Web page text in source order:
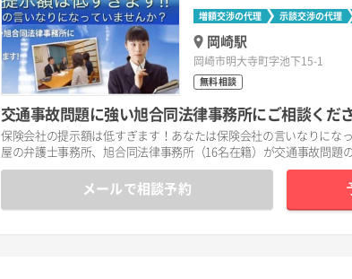
増額交渉の代理 示談交渉の代理
岡崎駅
岡崎市明大寺町字池下15-1
無料相談
交通事故問題に強い旭合同法律事務所にご相談くだ
保険会社の提示額は低すぎます！あなたは保険会社の言いなりにな
屋の弁護士事務所、旭合同法律事務所（16名在籍）が交通事故問題
メールで相談予約